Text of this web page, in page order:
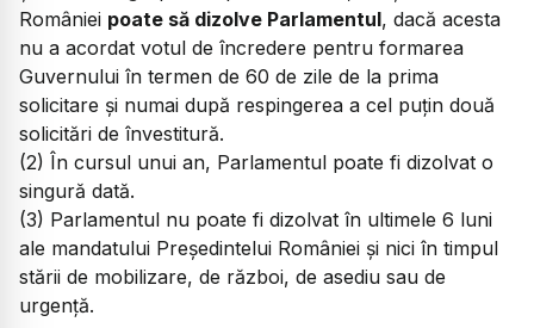
României poate să dizolve Parlamentul, dacă acesta
nu a acordat votul de încredere pentru formarea
Guvernului în termen de 60 de zile de la prima
solicitare şi numai după respingerea a cel puţin două
solicitări de învestitură.
(2) În cursul unui an, Parlamentul poate fi dizolvat o
singură dată.
(3) Parlamentul nu poate fi dizolvat în ultimele 6 luni
ale mandatului Preşedintelui României şi nici în timpul
stării de mobilizare, de război, de asediu sau de
urgenţă.